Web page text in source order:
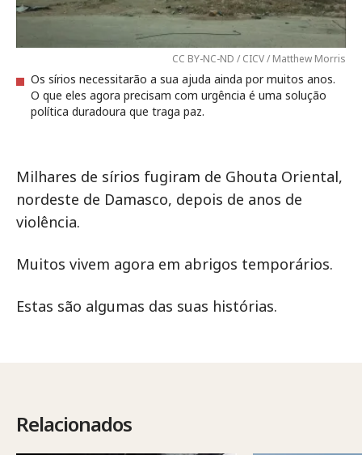
CC BY-NC-ND / CICV / Matthew Morris
Os sírios necessitarão a sua ajuda ainda por muitos anos.
O que eles agora precisam com urgência é uma solução
política duradoura que traga paz.
Milhares de sírios fugiram de Ghouta Oriental,
nordeste de Damasco, depois de anos de
violência.
Muitos vivem agora em abrigos temporários.
Estas são algumas das suas histórias.
Relacionados